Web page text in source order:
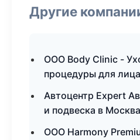
Другие
ООО Body Clinic -
процедуры для
Автоцентр Expert
и подвеска в Москва
ООО Harmony